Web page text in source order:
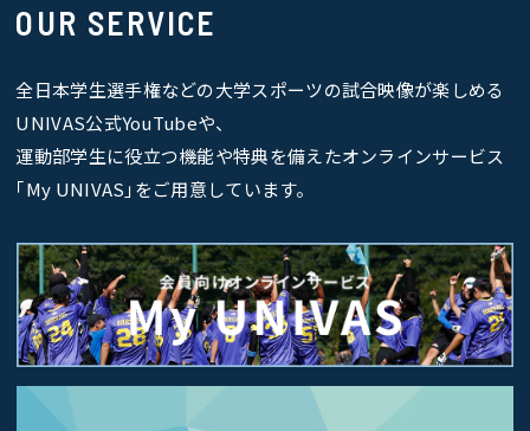
OUR SERVICE
全日本学生選手権などの大学スポーツの試合映像が楽しめる
UNIVAS公式YouTubeや、
運動部学生に役立つ機能や特典を備えたオンラインサービス
｢My UNIVAS｣をご用意しています。